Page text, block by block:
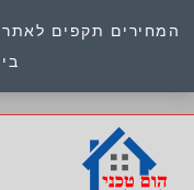
המחירים תקפים לאתר